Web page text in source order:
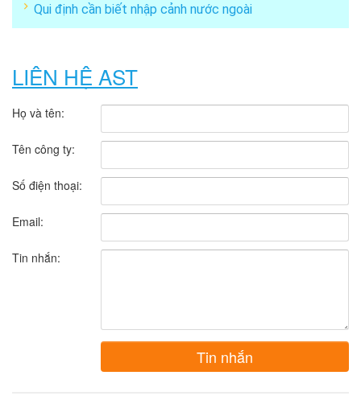
Qui định cần biết nhập cảnh nước ngoài
LIÊN HỆ AST
Họ và tên:
Tên công ty:
Số điện thoại:
Email:
Tin nhắn:
Tin nhắn